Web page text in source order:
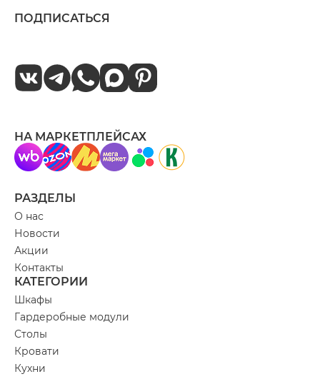
РАЗДЕЛЫ
О нас
Новости
Акции
Контакты
КАТЕГОРИИ
Шкафы
Гардеробные модули
Столы
Кровати
Кухни
ПОДПИСАТЬСЯ
НА МАРКЕТПЛЕЙСАХ